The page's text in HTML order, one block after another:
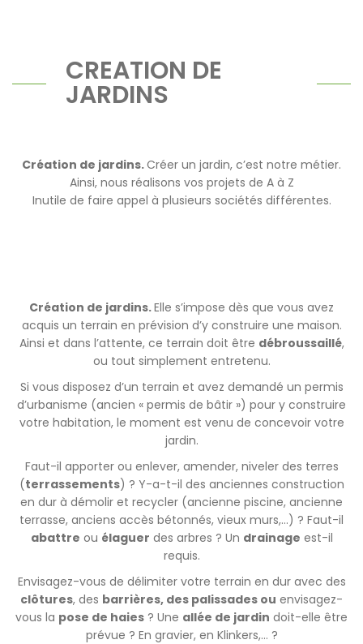
CREATION DE
JARDINS
Création de jardins.Créer un jardin, c’est notre métier.
Ainsi, nous réalisons vos projets de A à Z
Inutile de faire appel à plusieurs sociétés différentes.
Création de jardins.Elle s’impose dès que vous avez
acquis un terrain en prévision d’y construire une maison.
Ainsi et dans l’attente, ce terrain doit être débroussaillé,
ou tout simplement entretenu.
Si vous disposez d’un terrain et avez demandé un permis
d’urbanisme (ancien « permis de bâtir ») pour y construire
votre habitation, le moment est venu de concevoir votre
jardin.
Faut-il apporter ou enlever, amender, niveler des terres
(terrassements) ? Y-a-t-il des anciennes construction
en dur à démolir et recycler (ancienne piscine, ancienne
terrasse, anciens accès bétonnés, vieux murs,…) ? Faut-il
abattre ou élaguer des arbres ? Un drainage est-il
requis.
Envisagez-vous de délimiter votre terrain en dur avec des
clôtures, des barrières, des palissades ou envisagez-
vous la pose de haies ? Une allée de jardin doit-elle être
prévue ? En gravier, en Klinkers,… ?